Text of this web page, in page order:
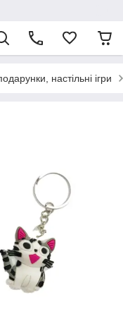
настільні ігри